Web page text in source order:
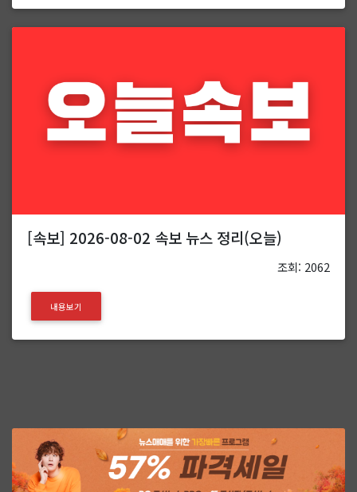
[속보] 2026-08-02 속보 뉴스 정리(오늘)
조회: 2062
내용보기